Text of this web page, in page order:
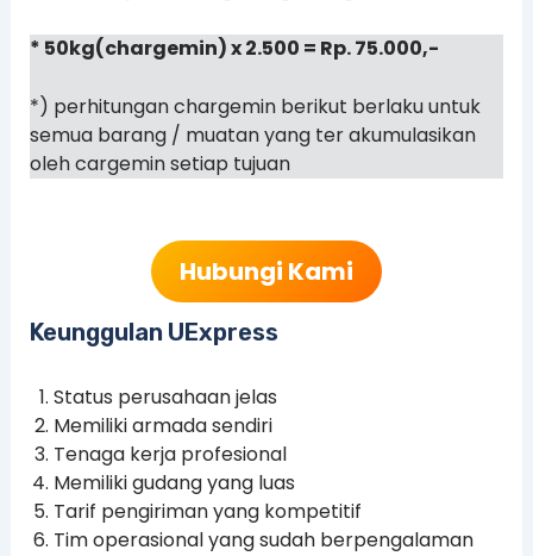
* 50kg(chargemin) x 2.500 = Rp. 75.000,-
*) perhitungan chargemin berikut berlaku untuk
semua barang / muatan yang ter akumulasikan
oleh cargemin setiap tujuan
Hubungi Kami
Keunggulan UExpress
Status perusahaan jelas
Memiliki armada sendiri
Tenaga kerja profesional
Memiliki gudang yang luas
Tarif pengiriman yang kompetitif
Tim operasional yang sudah berpengalaman